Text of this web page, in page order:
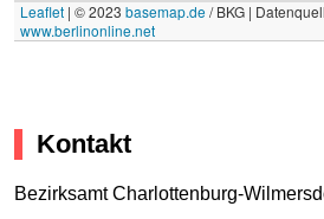
Leaflet | © 2023 basemap.de/ BKG |
www.berlinonline.net
Kontakt
Bezirksamt Charlottenburg-